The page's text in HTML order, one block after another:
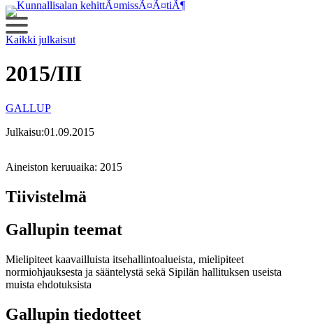
Siirry
sisältöön
Kaikki julkaisut
2015/III
GALLUP
Julkaisu:01.09.2015
Aineiston keruuaika: 2015
Tiivistelmä
Gallupin teemat
Mielipiteet kaavailluista itsehallintoalueista, mielipiteet
normiohjauksesta ja sääntelystä sekä Sipilän hallituksen useista
muista ehdotuksista
Gallupin tiedotteet